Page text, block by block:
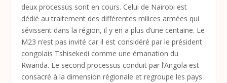
deux processus sont en cours. Celui de Nairobi est
dédié au traitement des différentes milices armées qui
sévissent dans la région, il y en a plus d’une centaine. Le
M23 n’est pas invité car il est considéré par le président
congolais Tshisekedi comme une émanation du
Rwanda. Le second processus conduit par l’Angola est
consacré à la dimension régionale et regroupe les pays